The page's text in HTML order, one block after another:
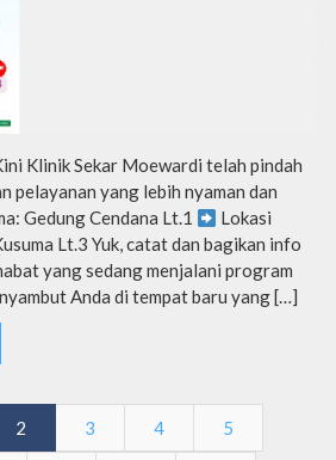
Klinik Sekar Moewardi telah pindah
pelayanan yang lebih nyaman dan
Gedung Cendana Lt.1
Lokasi
Lt.3 Yuk, catat dan bagikan info
yang sedang menjalani program
Anda di tempat baru yang […]
2 3 4 5